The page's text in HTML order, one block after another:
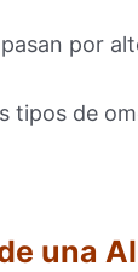
por
tipos de
una